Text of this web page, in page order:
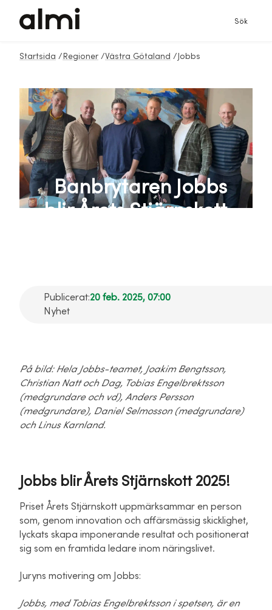
Sök
Startsida / Regioner /Västra Götaland / Jobbs
Banbrytaren Jobbs
blir Årets Stjärnskott
Publicerat:20 feb. 2025, 07:00
Nyhet
På bild: Hela Jobbs-teamet, Joakim Bengtsson,
Christian Natt och Dag, Tobias Engelbrektsson
(medgrundare och vd), Anders Persson
(medgrundare), Daniel Selmosson (medgrundare)
och Linus Karnland.
Jobbs blir Årets Stjärnskott 2025!
Priset Årets Stjärnskott uppmärksammar en person
som, genom innovation och affärsmässig skicklighet,
lyckats skapa imponerande resultat och positionerat
sig som en framtida ledare inom näringslivet.
Juryns motivering om Jobbs:
Jobbs, med Tobias Engelbrektsson i spetsen, är en